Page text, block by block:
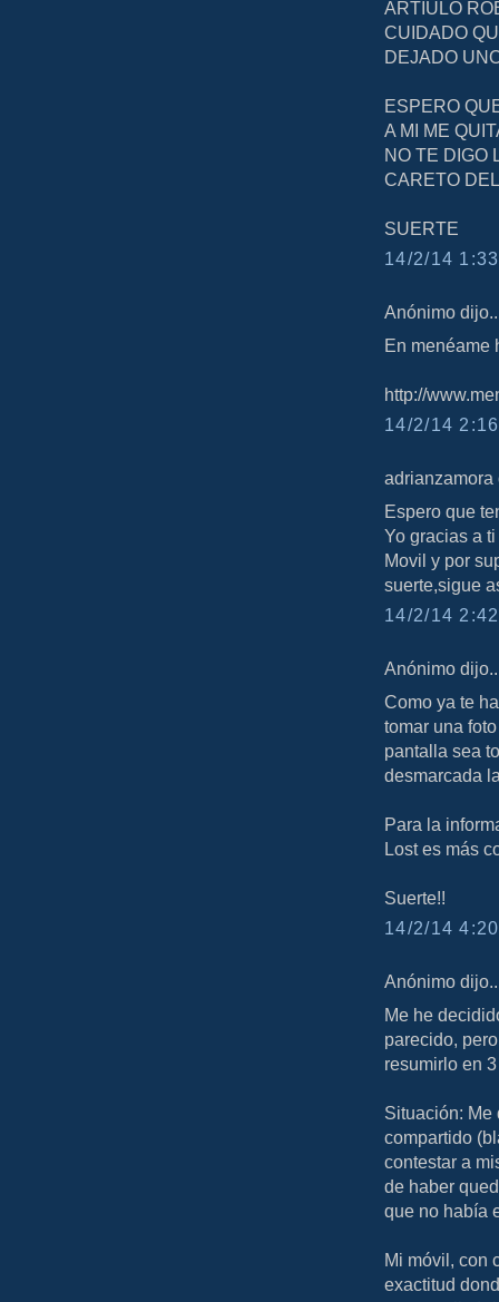
ARTIULO
CUIDADO
DEJADO
ESPERO
A MI ME
NO TE DIGO
CARETO
SUERTE
14/2/14
Anónimo
En menéame
http://
14/2/14
adrianzamora
Espero que
Yo gracias a
Movil y por
suerte,sigue
14/2/14
Anónimo
Como ya te
tomar una
pantalla sea
desmarcada
Para la
Lost es más
Suerte!!
14/2/14
Anónimo
Me he
parecido,
resumirlo en
Situación: Me
compartido
contestar a
de haber
que no había
Mi móvil, con
exactitud